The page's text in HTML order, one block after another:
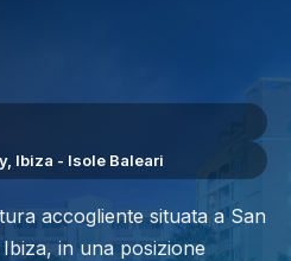
Ibiza - Isole Baleari
accogliente situata a San
in una posizione